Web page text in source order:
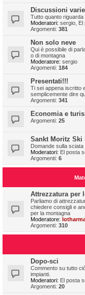
Discussioni varie
Tutto quanto riguarda
Moderatori: sergio El
Argomenti: 381
Non solo neve
Qui è possibile di
o di montagna
Moderatore: sergio
Argomenti: 184
Presentati!!!
Ti sei appena iscritto
semplicemente dire
Argomenti: 341
Economia e
Argomenti: 25
Sankt Moritz Ski
Domande sulla
Moderatori: El posta
Argomenti: 6
Attrezzatura per
Parliamo di
chiedere consigli e
per la montagna
Moderatore:
Argomenti: 310
Dopo-sci
Commento su tutto
impianti.
Moderatori: El posta
Argomenti: 20